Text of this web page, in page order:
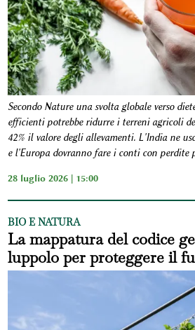
Secondo Nature una svolta globale verso
efficienti potrebbe ridurre i terreni agricoli
42% il valore degli allevamenti. L'India ne
e l'Europa dovranno fare i conti con perdite
28 luglio 2026 | 15:00
BIO E NATURA
La mappatura del codice
luppolo per proteggere il